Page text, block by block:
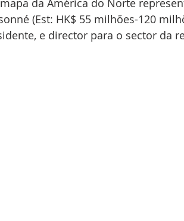
da América do Norte
(Est: HK$ 55 milhões-120
e director para o sector da